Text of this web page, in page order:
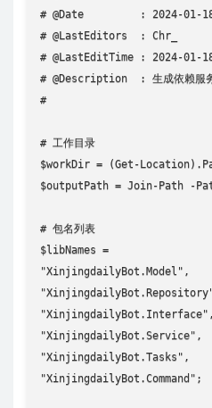
# @Date         : 2024-01-
# @LastEditors  : Chr_
# @LastEditTime : 2024-01-
# @Description  : 生成依赖服
#
# 工作目录
$workDir = (Get-
$outputPath = Join-Path -
# 包名列表
$libNames =
"XinjingdailyBot.Model",
"XinjingdailyBot.Interface",
"XinjingdailyBot.Service",
"XinjingdailyBot.Tasks",
"XinjingdailyBot.Command";